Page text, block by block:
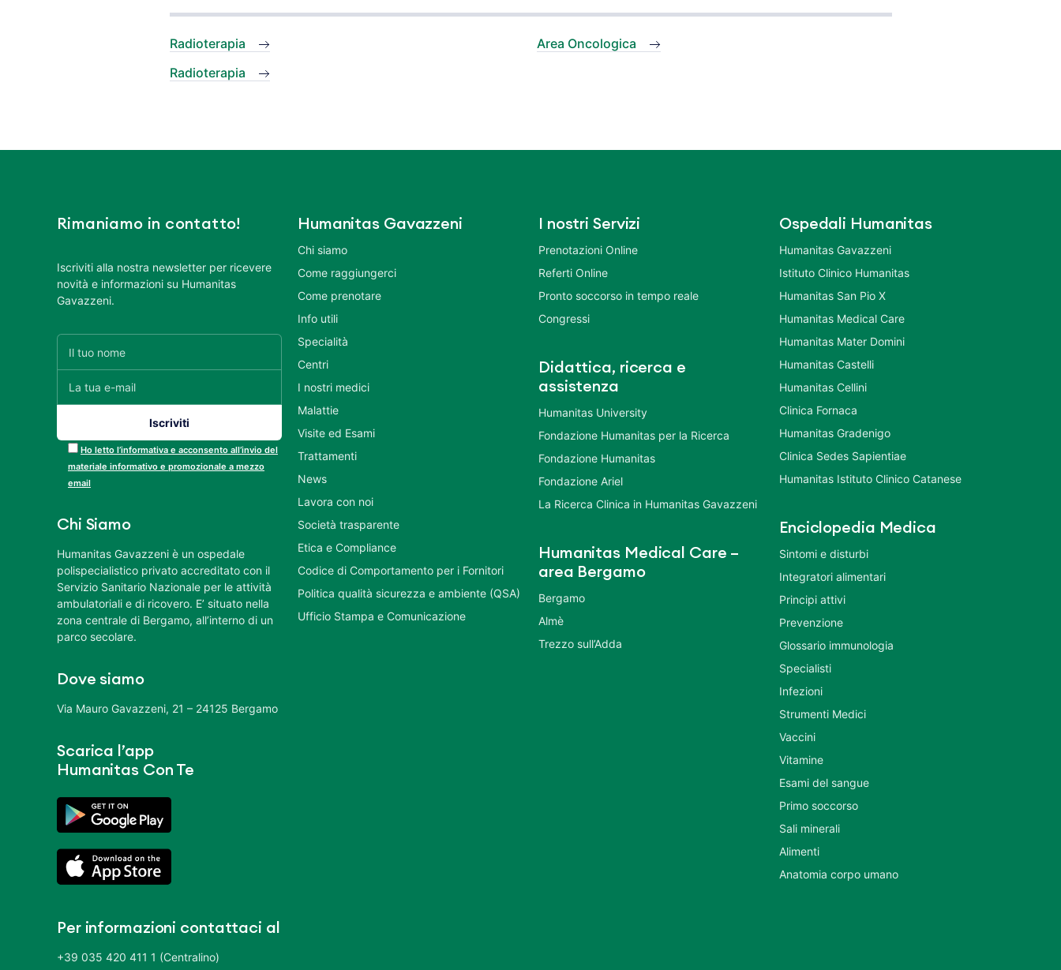
Radioterapia
Radioterapia
Area Oncologica
Rimaniamo in contatto!
Iscriviti alla nostra newsletter per ricevere
novità e informazioni su Humanitas
Gavazzeni.
Ho letto l’informativa e acconsento all’invio del
materiale informativo e promozionale a mezzo
email
Chi Siamo
Humanitas Gavazzeni è un ospedale
polispecialistico privato accreditato con il
Servizio Sanitario Nazionale per le attività
ambulatoriali e di ricovero. E’ situato nella
zona centrale di Bergamo, all’interno di un
parco secolare.
Dove siamo
Via Mauro Gavazzeni, 21 – 24125 Bergamo
Scarica l’app
Humanitas Con Te
Per informazioni contattaci al
+39 035 420 411 1 (Centralino)
Humanitas Gavazzeni
Chi siamo
Come raggiungerci
Come prenotare
Info utili
Specialità
Centri
I nostri medici
Malattie
Visite ed Esami
Trattamenti
News
Lavora con noi
Società trasparente
Etica e Compliance
Codice di Comportamento per i Fornitori
Politica qualità sicurezza e ambiente (QSA)
Ufficio Stampa e Comunicazione
I nostri Servizi
Prenotazioni Online
Referti Online
Pronto soccorso in tempo reale
Congressi
Didattica, ricerca e
assistenza
Humanitas University
Fondazione Humanitas per la Ricerca
Fondazione Humanitas
Fondazione Ariel
La Ricerca Clinica in Humanitas Gavazzeni
Humanitas Medical Care –
area Bergamo
Bergamo
Almè
Trezzo sull’Adda
Ospedali Humanitas
Humanitas Gavazzeni
Istituto Clinico Humanitas
Humanitas San Pio X
Humanitas Medical Care
Humanitas Mater Domini
Humanitas Castelli
Humanitas Cellini
Clinica Fornaca
Humanitas Gradenigo
Clinica Sedes Sapientiae
Humanitas Istituto Clinico Catanese
Enciclopedia Medica
Sintomi e disturbi
Integratori alimentari
Principi attivi
Prevenzione
Glossario immunologia
Specialisti
Infezioni
Strumenti Medici
Vaccini
Vitamine
Esami del sangue
Primo soccorso
Sali minerali
Alimenti
Anatomia corpo umano